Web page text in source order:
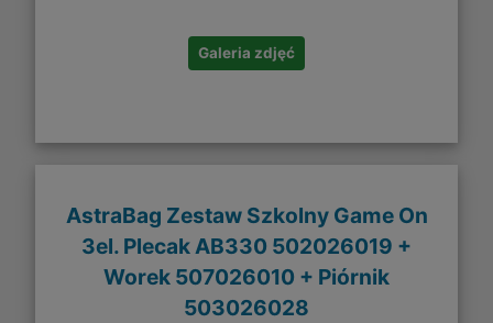
Galeria zdjęć
AstraBag Zestaw Szkolny Game On
3el. Plecak AB330 502026019 +
Worek 507026010 + Piórnik
503026028